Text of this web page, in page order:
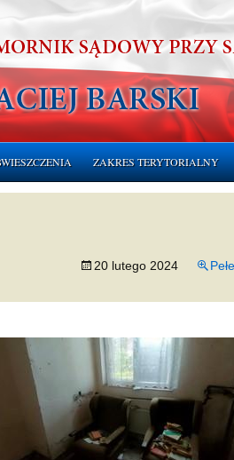
RUCHOMOŚCI
ZAKRES TERYTORIALNY
20 lutego 2024